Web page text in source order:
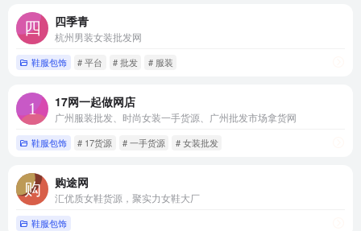
四季青
杭州男装女装批发网
鞋服包饰 # 平台 # 批发 # 服装
17网一起做网店
广州服装批发、时尚女装一手货源、广州批发市场拿货网
鞋服包饰 # 17货源 # 一手货源 # 女装批发
购途网
汇优质女鞋货源，聚实力女鞋大厂
鞋服包饰